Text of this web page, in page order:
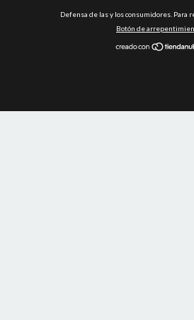
Defensa de las y los consumidores. Para
Botón de